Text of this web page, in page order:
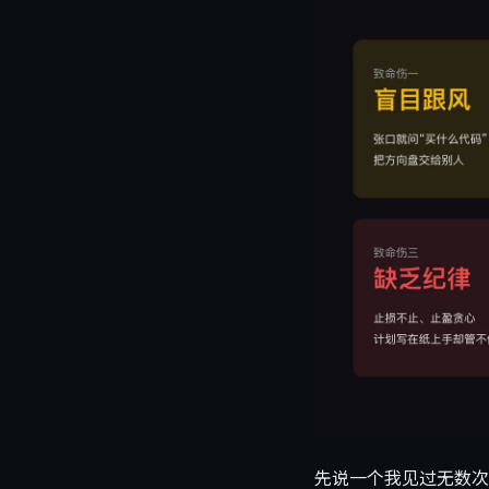
先说一个我见过无数